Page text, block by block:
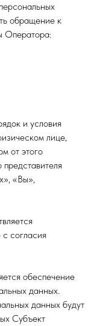
обращение к
Оператора:
и условия
лице,
от этого
«Вы»,
согласия
обеспечение
данных.
данных будут
Субъект